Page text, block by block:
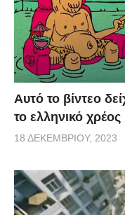
Αυτό το βίντεο
το ελληνικό χρέος
18 ΔΕΚΕΜΒΡΊΟΥ, 2023